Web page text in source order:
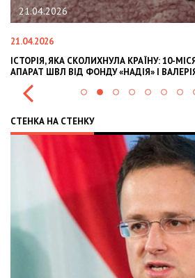
21.04.2026
21.04.2026
ІСТОРІЯ, ЯКА СКОЛИХНУЛА КРАЇНУ: 10-
АПАРАТ ШВЛ ВІД ФОНДУ «НАДІЯ» І
СТЕНКА НА СТЕНКУ